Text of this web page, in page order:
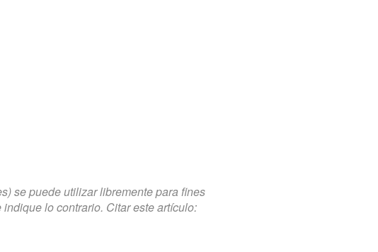
se puede utilizar libremente para fines
lo contrario. Citar este artículo: